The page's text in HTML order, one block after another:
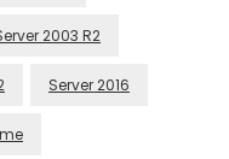
2003 R2
Server 2016